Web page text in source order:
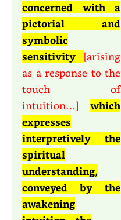
concerned with a
pictorial and
symbolic
sensitivity [arising
as a response to the
touch of
intuition…] which
expresses
interpretively the
spiritual
understanding,
conveyed by the
awakening